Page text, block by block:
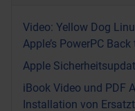
Video: Yellow Dog
Apple’s PowerPC
Apple
iBook Video und PDF
Installation von